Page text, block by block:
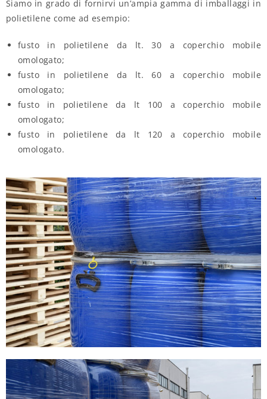
Siamo in grado di fornirvi un’ampia gamma di imballaggi in
polietilene come ad esempio:
fusto in polietilene da lt. 30 a coperchio mobile
omologato;
fusto in polietilene da lt. 60 a coperchio mobile
omologato;
fusto in polietilene da lt 100 a coperchio mobile
omologato;
fusto in polietilene da lt 120 a coperchio mobile
omologato.